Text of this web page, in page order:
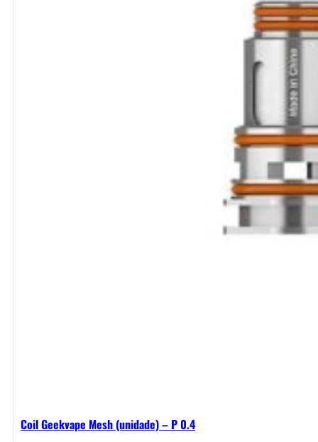
Coil Geekvape Mesh (unidade) – P 0.4